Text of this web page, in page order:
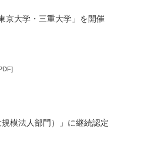
京大学・三重大学」を開催
模法人部門）」に継続認定